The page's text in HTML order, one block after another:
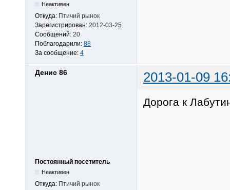
Неактивен
Откуда: Птичий рынок
Зарегистрирован: 2012-03-25
Сообщений: 20
Поблагодарили: 88
За сообщение: 4
Денис 86 2013-01-09
Постоянный посетитель
Неактивен
Откуда: Птичий рынок
Дорога к